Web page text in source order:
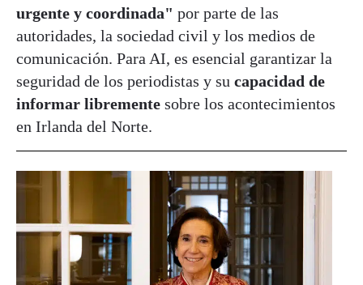
urgente y coordinada" por parte de las
autoridades, la sociedad civil y los medios de
comunicación. Para AI, es esencial garantizar la
seguridad de los periodistas y su capacidad de
informar libremente sobre los acontecimientos
en Irlanda del Norte.